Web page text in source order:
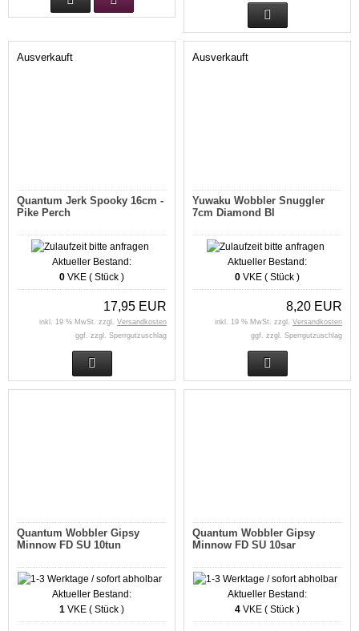
Ausverkauft
Quantum Jerk Spooky 16cm -
Pike Perch
Aktueller Bestand:
0 VKE ( Stück )
17,95 EUR
inkl. 19 % MwSt. zzgl. Versandkosten
ggf. zzgl. Sperrgutzuschlag
Ausverkauft
Yuwaku Wobbler Snuggler
7cm Diamond Bl
Aktueller Bestand:
0 VKE ( Stück )
8,20 EUR
inkl. 19 % MwSt. zzgl. Versandkosten
ggf. zzgl. Sperrgutzuschlag
Quantum Wobbler Gipsy
Minnow FD SU 10tun
Aktueller Bestand:
1 VKE ( Stück )
Quantum Wobbler Gipsy
Minnow FD SU 10sar
Aktueller Bestand:
4 VKE ( Stück )